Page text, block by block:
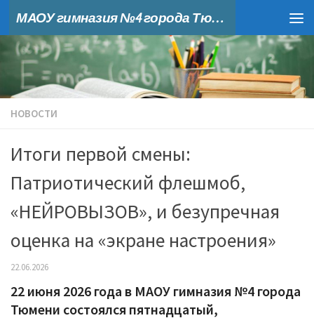
Skip to content МАОУ гимназия №4 города Тюмени
НОВОСТИ
Итоги первой смены:
Патриотический флешмоб,
«НЕЙРОВЫЗОВ», и безупречная
оценка на «экране настроения»
22.06.2026
22 июня 2026 года в МАОУ гимназия №4 города
Тюмени состоялся пятнадцатый,